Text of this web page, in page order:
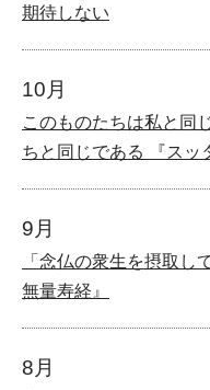
期待しない
10月
このものたちは私と同
ちと同じである 『スッ
9月
「念仏の衆生を摂取し
無量寿経』
8月